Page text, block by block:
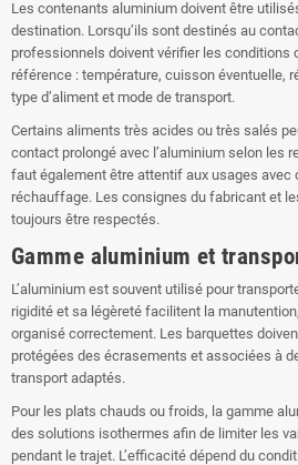
Les contenants aluminium doivent être
destination. Lorsqu’ils sont destinés au
professionnels doivent vérifier les conditions
référence : température, cuisson éventuelle,
type d’aliment et mode de transport.
Certains aliments très acides ou très salés
contact prolongé avec l’aluminium selon les
faut également être attentif aux usages avec
réchauffage. Les consignes du fabricant et
toujours être respectés.
Gamme aluminium et
L’aluminium est souvent utilisé pour
rigidité et sa légèreté facilitent la
organisé correctement. Les barquettes
protégées des écrasements et associées à
transport adaptés.
Pour les plats chauds ou froids, la gamme
des solutions isothermes afin de limiter les
pendant le trajet. L’efficacité dépend du